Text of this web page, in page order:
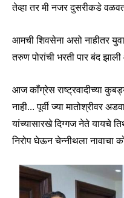
तेव्हा तर मी नजर दुसरीकडे
आमची शिवसेना असो नाहीतर
तरुण पोरांची भरती पार बंद
आज काँग्रेस राष्ट्रवादीच्या
नाही… पूर्वी ज्या मातोश्रीवर
यांच्यासारखे दिग्गज नेते यायचे
निरोप घेऊन चेन्नीथला नावाचा